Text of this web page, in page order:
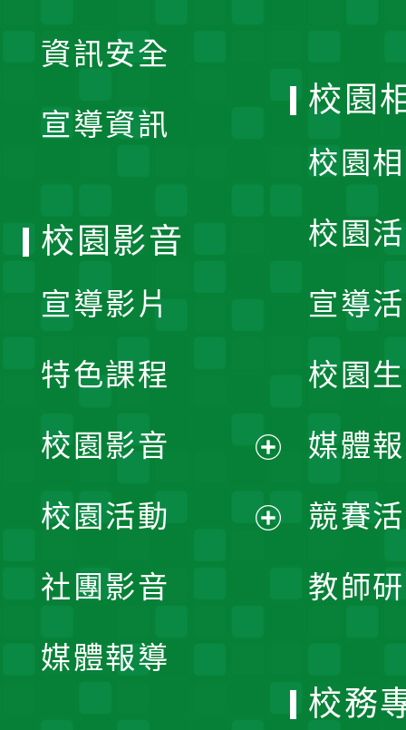
資訊安全
宣導資訊
校園
校園
校園
宣導
校園
媒體
競賽
教師
校園影音
宣導影片
特色課程
校園影音
開
校園活動
社團影音
媒體報導
校務